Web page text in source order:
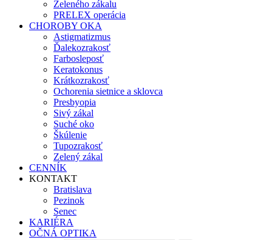
Zeleného zákalu
PRELEX operácia
CHOROBY OKA
Astigmatizmus
Ďalekozrakosť
Farbosleposť
Keratokonus
Krátkozrakosť
Ochorenia sietnice a sklovca
Presbyopia
Sivý zákal
Suché oko
Škúlenie
Tupozrakosť
Zelený zákal
CENNÍK
KONTAKT
Bratislava
Pezinok
Senec
KARIÉRA
OČNÁ OPTIKA